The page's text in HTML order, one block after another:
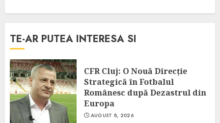
TE-AR PUTEA INTERESA SI
CFR Cluj: O Nouă Direcție
Strategică în Fotbalul
Românesc după Dezastrul din
Europa
AUGUST 8, 2026